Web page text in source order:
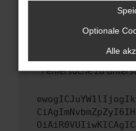
Wende dich an den
Wenn du alle oben
hast, kontaktiere uns
uns diesen Text
Fehlersuche zu
Optionale
Alle